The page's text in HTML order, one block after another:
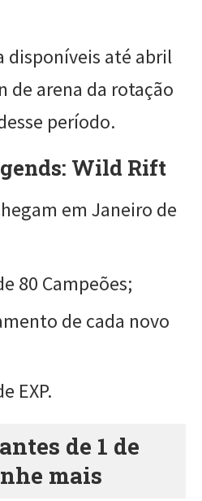
disponíveis até abril
de arena da rotação
período.
Wild Rift
em Janeiro de
80 Campeões;
de cada novo
EXP.
de 1 de
mais